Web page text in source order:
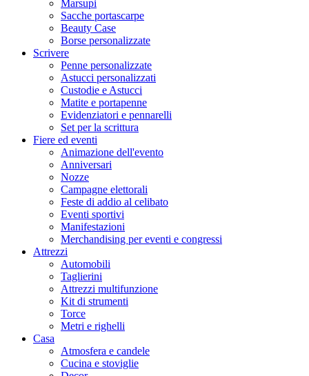
Marsupi
Sacche portascarpe
Beauty Case
Borse personalizzate
Scrivere
Penne personalizzate
Astucci personalizzati
Custodie e Astucci
Matite e portapenne
Evidenziatori e pennarelli
Set per la scrittura
Fiere ed eventi
Animazione dell'evento
Anniversari
Nozze
Campagne elettorali
Feste di addio al celibato
Eventi sportivi
Manifestazioni
Merchandising per eventi e congressi
Attrezzi
Automobili
Taglierini
Attrezzi multifunzione
Kit di strumenti
Torce
Metri e righelli
Casa
Atmosfera e candele
Cucina e stoviglie